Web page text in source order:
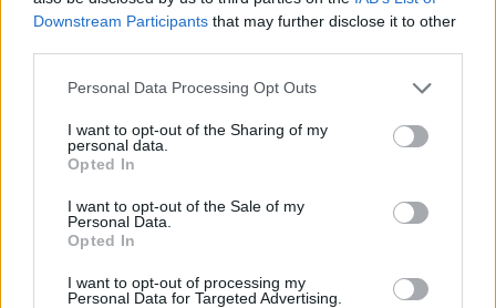
Downstream Participants that may further disclose it to other
Personal Data Processing Opt Outs
I want to opt-out of the Sharing of my
personal data.
Opted In
I want to opt-out of the Sale of my
Personal Data.
Opted In
I want to opt-out of processing my
Personal Data for Targeted Advertising.